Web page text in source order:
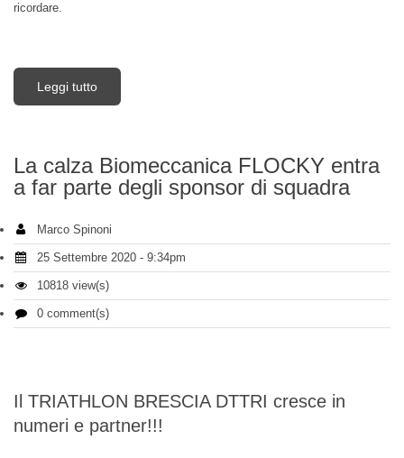
ricordare.
Leggi tutto
La calza Biomeccanica FLOCKY entra
a far parte degli sponsor di squadra
Marco Spinoni
25 Settembre 2020 - 9:34pm
10818 view(s)
0 comment(s)
Il TRIATHLON BRESCIA DTTRI cresce in
numeri e partner!!!